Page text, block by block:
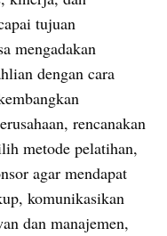
tujuan
mengadakan
dengan cara
rencanakan
metode pelatihan,
agar mendapat
komunikasikan
dan manajemen,